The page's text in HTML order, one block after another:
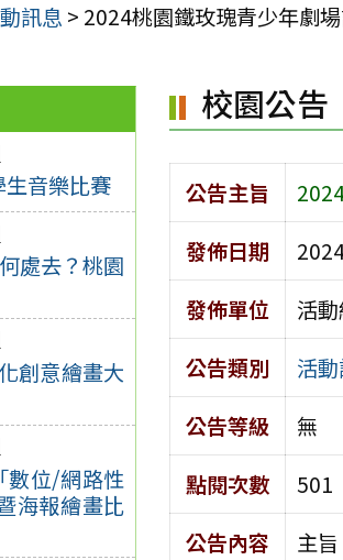
訊息 > 2024桃園鐵玫瑰青少年劇
音樂比賽
處去？桃園
創意繪畫大
數位/網路性
海報繪畫比
校園公告
公告主旨
發佈日期
發佈單位
活
公告類別
活
公告等級
無
點閱次數
501
公告內容
主